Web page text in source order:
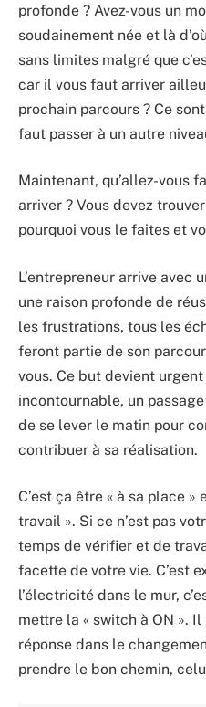
profonde ? Avez-vous un
soudainement née et là
sans limites malgré que
car il vous faut arriver
prochain parcours ? Ce
faut passer à un autre
Maintenant, qu’allez-vous
arriver ? Vous devez
pourquoi vous le faites et
L’entrepreneur arrive avec
une raison profonde de
les frustrations, tous les
feront partie de son
vous. Ce but devient
incontournable, un
de se lever le matin pour
contribuer à sa réalisation.
C’est ça être « à sa place »
travail ». Si ce n’est pas
temps de vérifier et de
facette de votre vie. C’est
l’électricité dans le mur,
mettre la « switch à ON ».
réponse dans le
prendre le bon chemin,